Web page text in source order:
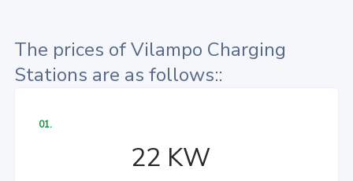
The prices of Vilampo Charging
Stations are as follows::
01.
22 KW